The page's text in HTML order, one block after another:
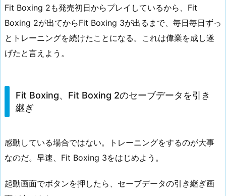
Fit Boxing 2も発売初日からプレイしているから、Fit
Boxing 2が出てからFit Boxing 3が出るまで、毎日毎日ずっ
とトレーニングを続けたことになる。これは偉業を成し遂
げたと言えよう。
Fit Boxing、Fit Boxing 2のセーブデータを引き
継ぎ
感動している場合ではない。トレーニングをするのが大事
なのだ。早速、Fit Boxing 3をはじめよう。
起動画面でボタンを押したら、セーブデータの引き継ぎ画